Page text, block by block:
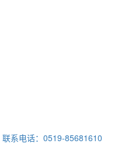
联系电话：0519-85681610